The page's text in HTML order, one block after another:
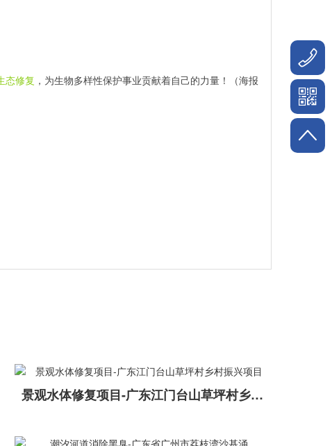
态修复 ，为生物多样性保护事业贡献着自己的力量！（海报
景观水体修复项目-广东江门台山草坪村乡村振兴项目